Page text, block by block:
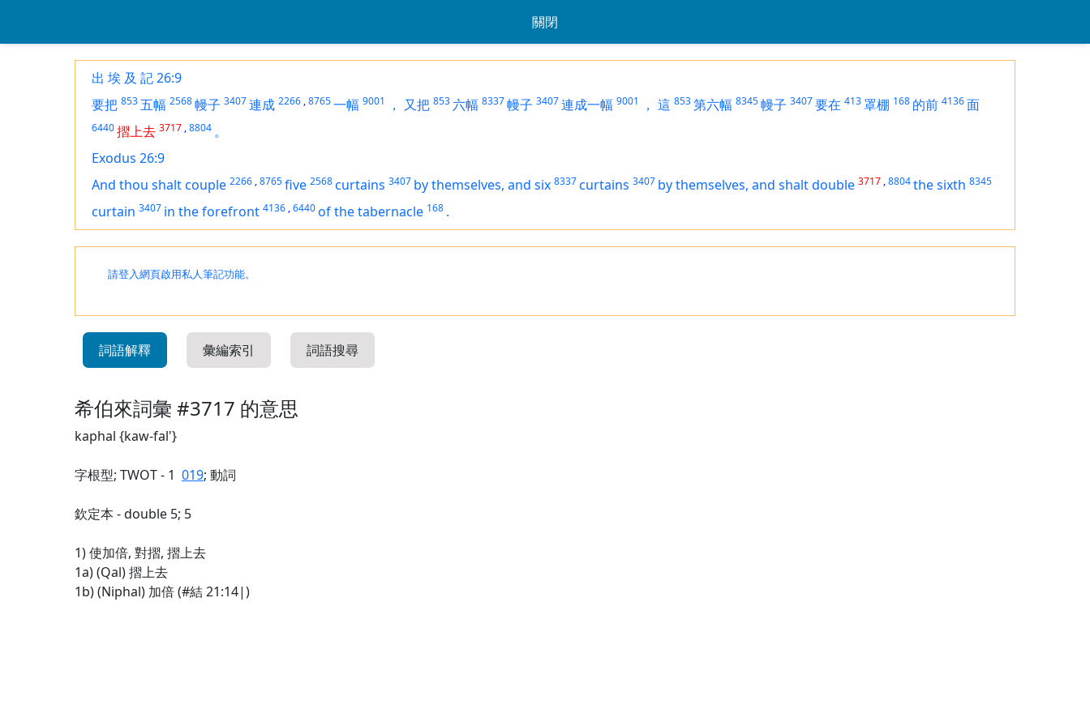
關閉
出 埃 及 記 26:9
要把 853五幅 2568幔子 3407連成 2266 ,8765一幅 9001 ， 又把 853 六幅 8337幔子 3407連成一幅 9001 ， 這 853第六幅 8345幔子 3407要在 413罩棚 168 的前 4136面
6440摺上去 3717 ,8804 。
Exodus 26:9
And thou shalt couple 2266 ,8765five 2568curtains 3407 by themselves, and six 8337curtains 3407 by themselves, and shalt double 3717 ,8804the sixth 8345
curtain 3407 in the forefront 4136 ,6440of the tabernacle 168 .
請登入網頁啟用私人筆記功能。
詞語解釋 彙編索引 詞語搜尋
希伯來詞彙 #3717 的意思
kaphal {kaw-fal'}
字根型; TWOT - 1 019; 動詞
欽定本 - double 5; 5
1) 使加倍, 對摺, 摺上去
1a) (Qal) 摺上去
1b) (Niphal) 加倍 (#結 21:14|)